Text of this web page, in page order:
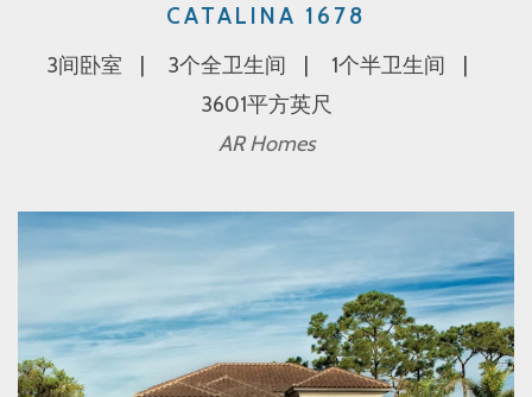
CATALINA 1678
3间卧室 3个全卫生间
1个半卫生间
3601平方英尺
AR Homes